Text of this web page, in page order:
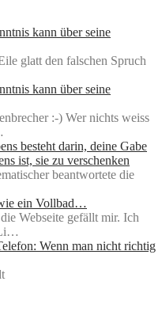
kann über seine
glatt den falschen Spruch
kann über seine
:-) Wer nichts weiss
besteht darin, deine Gabe
ist, sie zu verschenken
beantwortete die
ein Vollbad…
Webseite gefällt mir. Ich
Wenn man nicht richtig